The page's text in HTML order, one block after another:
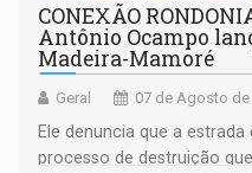
CONEXÃO
Antônio Ocampo
Madeira-Mamoré
Geral 07 de Agosto de
Ele denuncia que a
processo de destruição